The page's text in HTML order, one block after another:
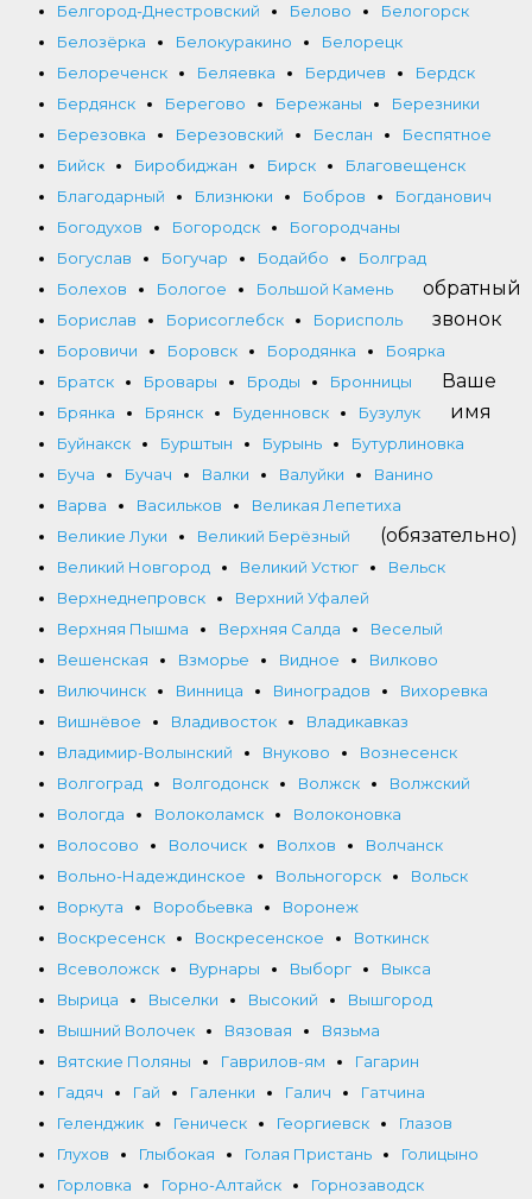
Белгород-Днестровский
Белово
Белогорск
Белозёрка
Белокуракино
Белорецк
Белореченск
Беляевка Бердичев
Бердск
Бердянск
Берегово Бережаны
Березники
Березовка
Березовский Беслан
Беспятное
Бийск
Биробиджан Бирск
Благовещенск
Благодарный
Близнюки Бобров
Богданович
Богодухов
Богородск
Богородчаны
Богуслав
Богучар Бодайбо
Болград
Болехов
Бологое
Большой Камень
Борислав
Борисоглебск
Борисполь
Боровичи
Боровск Бородянка
Боярка
Братск
Бровары Броды
Бронницы
Брянка
Брянск Буденновск
Бузулук
Буйнакск
Бурштын Бурынь
Бутурлиновка
Буча
Бучач Валки Валуйки
Ванино
Варва
Васильков
Великая Лепетиха
Великие Луки
Великий Берёзный
Великий Новгород
Великий Устюг
Вельск
Верхнеднепровск
Верхний Уфалей
Верхняя Пышма
Верхняя Салда
Веселый
Вешенская
Взморье Видное
Вилково
Вилючинск
Винница Виноградов
Вихоревка
Вишнёвое
Владивосток
Владикавказ
Владимир-Волынский
Внуково
Вознесенск
Волгоград
Волгодонск Волжск
Волжский
Вологда
Волоколамск
Волоконовка
Волосово
Волочиск Волхов
Волчанск
Вольно-Надеждинское
Вольногорск
Вольск
Воркута
Воробьевка
Воронеж
Воскресенск
Воскресенское
Воткинск
Всеволожск
Вурнары Выборг
Выкса
Вырица
Выселки Высокий
Вышгород
Вышний Волочек
Вязовая
Вязьма
Вятские Поляны
Гаврилов-ям
Гагарин
Гадяч
Гай Галенки Галич
Гатчина
Геленджик
Геническ Георгиевск
Глазов
Глухов
Глыбокая Голая Пристань
Голицыно
Горловка
Горно-Алтайск Горнозаводск
обратный
звонок
Ваше
имя
(обязательно)